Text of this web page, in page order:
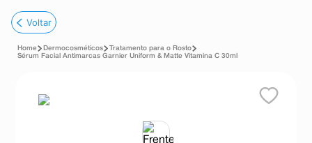
1º fralda
2º dipirona
tadalafila
Voltar
Dermocosméticos
Tratamento para o Rosto
Sérum Facial Antimarcas Garnier Uniform & Matte Vitamina C 30ml